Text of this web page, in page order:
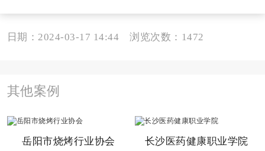
日期：2024-03-17 14:44 浏览次数： 1472
其他案例
岳阳市烧烤行业协会 长沙医药健康职业学院